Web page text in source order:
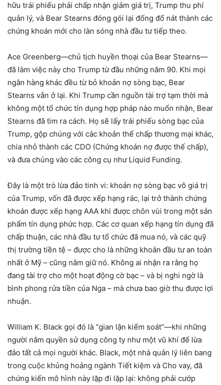
hữu trái phiếu phải chấp nhận giảm giá trị, Trump thu phí
quản lý, và Bear Stearns đóng gói lại đống đổ nát thành các
chứng khoán mới cho làn sóng nhà đầu tư tiếp theo.
Ace Greenberg—chủ tịch huyền thoại của Bear Stearns—
đã làm việc này cho Trump từ đầu những năm 90. Khi mọi
ngân hàng khác đều từ bỏ khoản nợ sòng bạc, Bear
Stearns vẫn ở lại. Khi Trump cần nguồn tài trợ tạm thời mà
không một tổ chức tín dụng hợp pháp nào muốn nhận, Bear
Stearns đã tìm ra cách. Họ sẽ lấy trái phiếu sòng bạc của
Trump, gộp chúng với các khoản thế chấp thương mại khác,
chia nhỏ thành các CDO (Chứng khoán nợ được thế chấp),
và đưa chúng vào các công cụ như Liquid Funding.
Đây là một trò lừa đảo tinh vi: khoản nợ sòng bạc vô giá trị
của Trump, vốn đã được xếp hạng rác, lại trở thành chứng
khoán được xếp hạng AAA khi được chôn vùi trong một sản
phẩm tín dụng phức hợp. Các cơ quan xếp hạng tín dụng đã
chấp thuận, các nhà đầu tư tổ chức đã mua nó, và các quỹ
thị trường tiền tệ – được cho là những khoản đầu tư an toàn
nhất ở Mỹ – cũng nắm giữ nó. Không ai nhận ra rằng họ
đang tài trợ cho một hoạt động cờ bạc – và bị nghi ngờ là
bình phong rửa tiền của Nga – mà chưa bao giờ thu được lợi
nhuận.
William K. Black gọi đó là “gian lận kiểm soát”—khi những
người nắm quyền sử dụng công ty như một vũ khí để lừa
đảo tất cả mọi người khác. Black, một nhà quản lý liên bang
trong cuộc khủng hoảng ngành Tiết kiệm và Cho vay, đã
chứng kiến mô hình này lặp đi lặp lại: không phải cướp